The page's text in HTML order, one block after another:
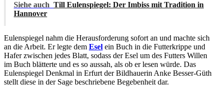
Siehe auch Till Eulenspiegel: Der Imbiss mit Tradition in
Hannover
Eulenspiegel nahm die Herausforderung sofort an und machte sich
an die Arbeit. Er legte dem Esel ein Buch in die Futterkrippe und
Hafer zwischen jedes Blatt, sodass der Esel um des Futters Willen
im Buch blätterte und es so aussah, als ob er lesen würde. Das
Eulenspiegel Denkmal in Erfurt der Bildhauerin Anke Besser-Güth
stellt diese in der Sage beschriebene Begebenheit dar.